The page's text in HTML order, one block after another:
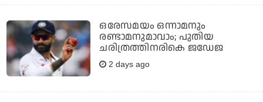
ഒരേസമയം ഒന്നാമനും
രണ്ടാമനുമാവാം; പുതിയ
ചരിത്രത്തിനരികെ ജഡേജ
2 days ago